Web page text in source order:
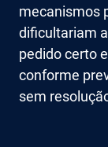
mecanismos
dificultariam
pedido certo
conforme
sem